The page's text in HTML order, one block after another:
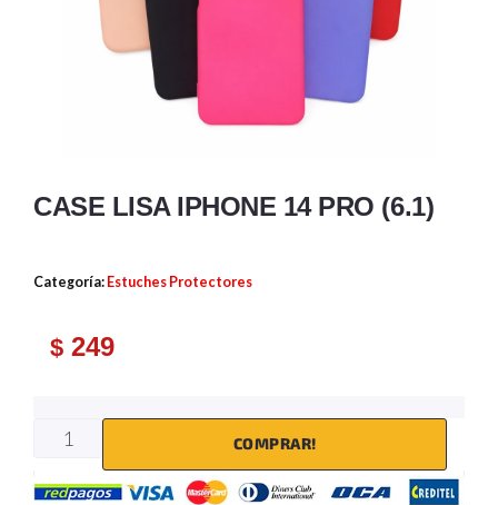
CASE LISA IPHONE 14 PRO (6.1)
Categoría: Estuches Protectores
$ 249
COMPRAR!